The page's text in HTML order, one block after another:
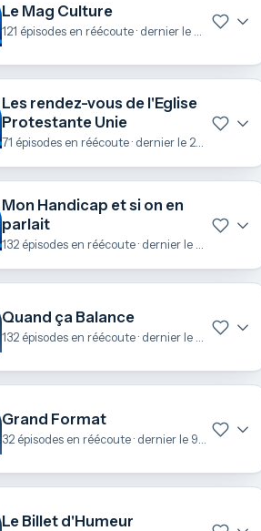
Le Mag Culture
Les rendez-vous de l'Eglise
Protestante Unie
71 épisodes en réécoute · dernier le 22 juin
Mon Handicap et si on en
parlait
132 épisodes en réécoute · dernier le 22 juin
Quand ça Balance
Grand Format
Le Billet d'Humeur